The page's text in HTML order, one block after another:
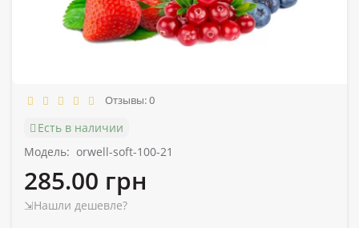
Отзывы: 0
Есть в наличии
Модель: orwell-soft-100-21
285.00 грн
⇲Нашли дешевле?